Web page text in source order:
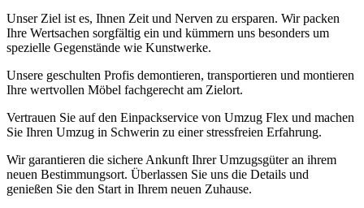
Unser Ziel ist es, Ihnen Zeit und Nerven zu ersparen. Wir packen
Ihre Wertsachen sorgfältig ein und kümmern uns besonders um
spezielle Gegenstände wie Kunstwerke.
Unsere geschulten Profis demontieren, transportieren und montieren
Ihre wertvollen Möbel fachgerecht am Zielort.
Vertrauen Sie auf den Einpackservice von Umzug Flex und machen
Sie Ihren Umzug in Schwerin zu einer stressfreien Erfahrung.
Wir garantieren die sichere Ankunft Ihrer Umzugsgüter an ihrem
neuen Bestimmungsort. Überlassen Sie uns die Details und
genießen Sie den Start in Ihrem neuen Zuhause.